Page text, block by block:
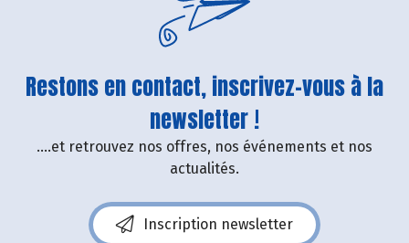
Restons en contact, inscrivez-vous à la
newsletter !
....et retrouvez nos offres, nos événements et nos
actualités.
Inscription newsletter